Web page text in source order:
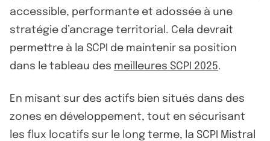
accessible, performante et adossée à une
stratégie d’ancrage territorial. Cela devrait
permettre à la SCPI de maintenir sa position
dans le tableau des meilleures SCPI 2025.
En misant sur des actifs bien situés dans des
zones en développement, tout en sécurisant
les flux locatifs sur le long terme, la SCPI Mistral